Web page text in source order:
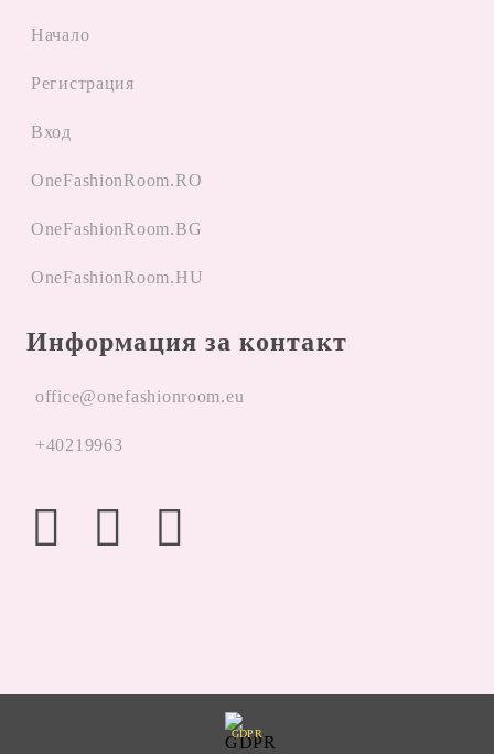
Начало
Регистрация
Вход
OneFashionRoom.RO
OneFashionRoom.BG
OneFashionRoom.HU
Информация за контакт
office@onefashionroom.eu
+40219963
GDPR